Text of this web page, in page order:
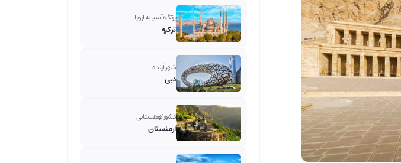
پرتگاه آسیا به اروپا
ترکیه
شهر آینده
دبی
کشور کوهستانی
ارمنستان